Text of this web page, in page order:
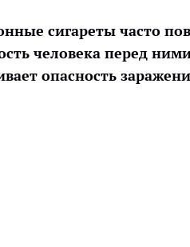
сигареты часто
человека перед
опасность